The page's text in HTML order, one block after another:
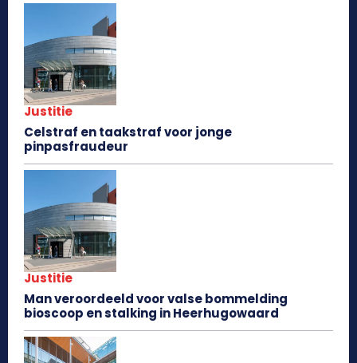
Justitie
Celstraf en taakstraf voor jonge
pinpasfraudeur
Justitie
Man veroordeeld voor valse bommelding
bioscoop en stalking in Heerhugowaard